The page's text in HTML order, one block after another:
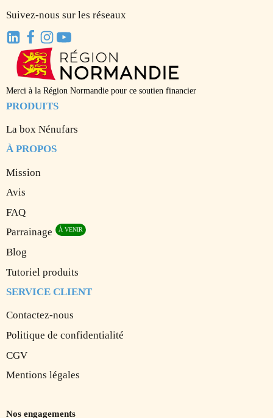
Suivez-nous sur les réseaux
Merci à la Région Normandie pour ce soutien financier
PRODUITS
La box Nénufars
À PROPOS
Mission
Avis
FAQ
Parrainage
Blog
Tutoriel produits
SERVICE CLIENT
Contactez-nous
Politique de confidentialité
CGV
Mentions légales
Nos engagements